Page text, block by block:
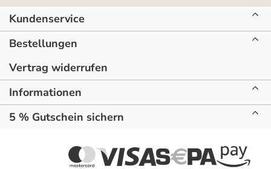
Kundenservice
Bestellungen
Vertrag widerrufen
Informationen
5 % Gutschein sichern